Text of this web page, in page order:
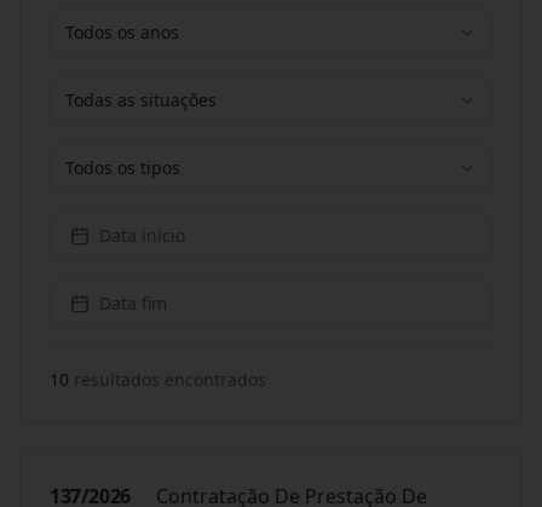
Todos os anos
Todas as situações
Todos os tipos
Data início
Data fim
10 resultados encontrados
137/2026
Contratação De Prestação De